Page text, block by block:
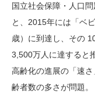
国立社会保障・人口
と、2015年には「ベ
歳）に到達し、その
3,500万人に達すると
高齢化の進展の「速
齢者数の多さが問題。